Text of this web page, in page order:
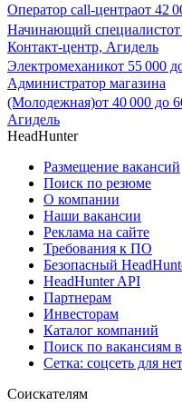
Оператор call-центраот 42
Начинающий специалистот
Контакт-центр, Агидель
Электромеханикот 55 000
Администратор магазина
(Молодежная)от 40 000 до
Агидель
HeadHunter
Размещение вакансий
Поиск по резюме
О компании
Наши вакансии
Реклама на сайте
Требования к ПО
Безопасный
HeadHunter API
Партнерам
Инвесторам
Каталог компаний
Поиск по вакансиям
Сетка: соцсеть для
Соискателям